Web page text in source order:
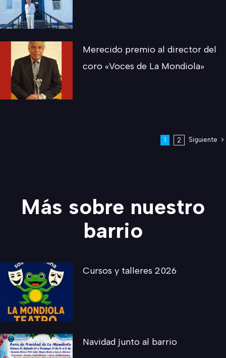
Merecido premio al director del
coro «Voces de La Mondiola»
1 2 Siguiente
Más sobre nuestro
barrio
Cursos y talleres 2026
Navidad junto al barrio